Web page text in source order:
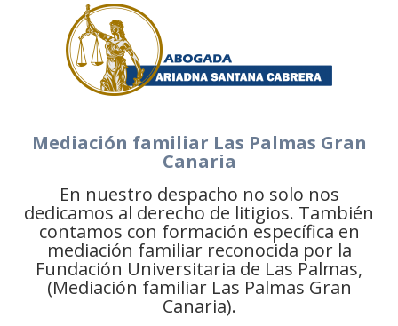
Mediación familiar Las Palmas Gran
Canaria
En nuestro despacho no solo nos
dedicamos al derecho de litigios. También
contamos con formación específica en
mediación familiar reconocida por la
Fundación Universitaria de Las Palmas,
(Mediación familiar Las Palmas Gran
Canaria).